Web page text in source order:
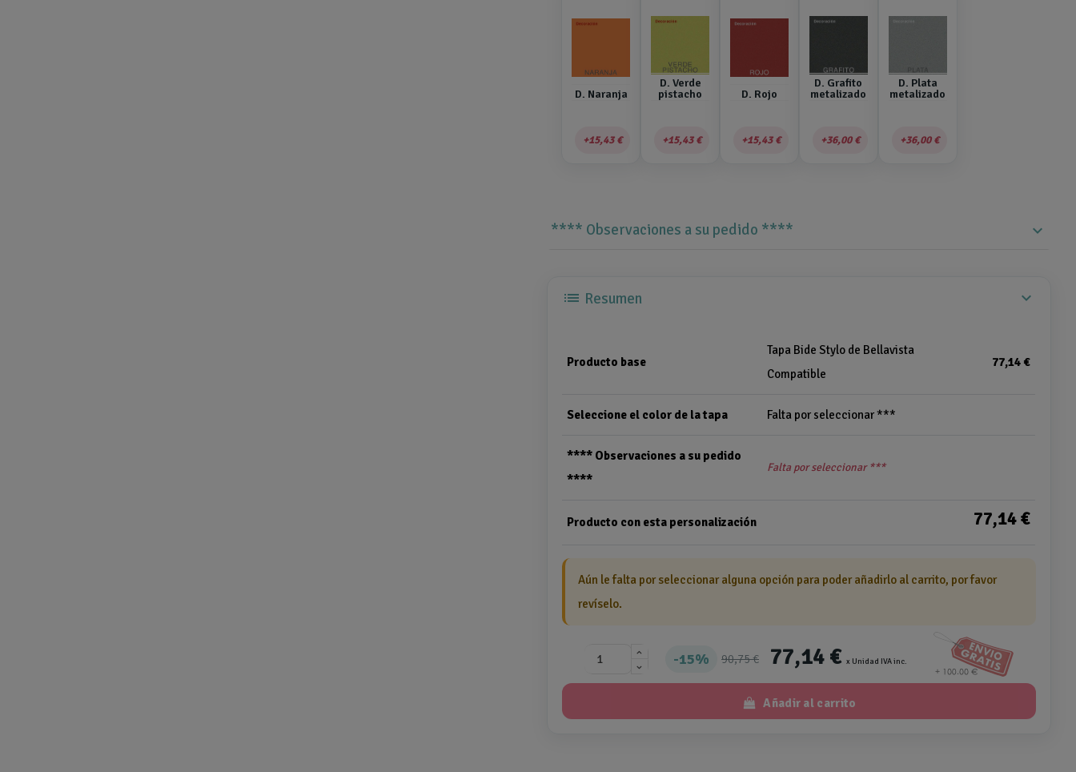
D. Naranja
15,43 €
D. Verde
pistacho
15,43 €
D. Rojo
15,43 €
D. Grafito
metalizado
36,00 €
D. Plata
metalizado
36,00 €
**** Observaciones a su pedido **** expand_more
list Resumen expand_more
Producto base
Tapa Bide Stylo de Bellavista
Compatible
77,14 €
Seleccione el color de la tapa Falta por seleccionar ***
**** Observaciones a su pedido
****
Falta por seleccionar ***
Producto con esta personalización 77,14 €
Aún le falta por seleccionar alguna opción para poder añadirlo al carrito, por favor
revíselo.
15% 90,75 € 77,14 € x Unidad IVA inc.
Añadir al carrito